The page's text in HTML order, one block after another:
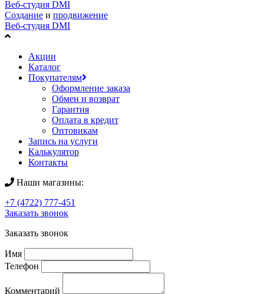
Веб-студия DMI
Создание и продвижение
Веб-студия DMI
Акции
Каталог
Покупателям
Оформление заказа
Обмен и возврат
Гарантия
Оплата в кредит
Оптовикам
Запись на услуги
Калькулятор
Контакты
Наши магазины:
+7 (4722) 777-451
Заказать звонок
Заказать звонок
Имя
Телефон
Комментарий